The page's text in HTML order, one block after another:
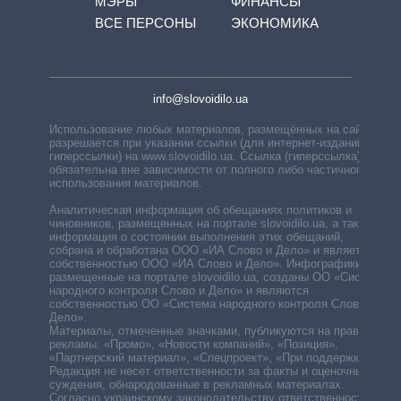
ВСЕ ПЕРСОНЫ
ЭКОНОМИКА
info@slovoidilo.ua
Использование любых материалов, размещённых на сайте,
разрешается при указании ссылки (для интернет-изданий —
гиперссылки) на www.slovoidilo.ua. Ссылка (гиперссылка)
обязательна вне зависимости от полного либо частичного
использования материалов.
Аналитическая информация об обещаниях политиков и
чиновников, размещенных на портале slovoidilo.ua, а также
информация о состоянии выполнения этих обещаний,
собрана и обработана ООО «ИА Слово и Дело» и является
собственностью ООО «ИА Слово и Дело». Инфографики,
размещенные на портале slovoidilo.ua, созданы ОО «Система
народного контроля Слово и Дело» и являются
собственностью ОО «Система народного контроля Слово и
Дело».
Материалы, отмеченные значками, публикуются на правах
рекламы: «Промо», «Новости компаний», «Позиция»,
«Партнерский материал», «Спецпроект», «При поддержке».
Редакция не несет ответственности за факты и оценочные
суждения, обнародованные в рекламных материалах.
Согласно украинскому законодательству ответственность за